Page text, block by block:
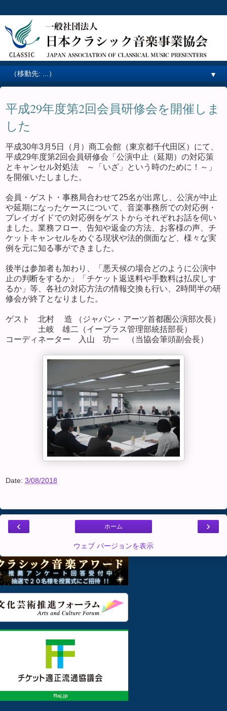
▼
平成29年度第2回会員研修会を開催しま
した
平成30年3月5日（月）商工会館（東京都千代田区）にて、
平成29年度第2回会員研修会「公演中止（延期）の対応策
とキャンセル対処法 ～「いざ」という時のために！～」
を開催いたしました。
会員・ゲスト・事務局合わせて25名が出席し、公演が中止
や延期になったケースについて、音楽事務所での対応例・
プレイガイドでの対応例をゲストからそれぞれお話を伺い
ました。業務フロー、告知や返金の方法、お客様の声、チ
ケットキャンセルをめぐる現状や法的側面など、様々な実
例を元に知る事ができました。
後半は参加者も加わり、「悪天候の場合どのように公演中
止の判断をするか」「チケット返送料や手数料は払戻しす
るか」等、各社の対応方法の情報交換も行い、2時間半の研
修会が終了となりました。
ゲスト 北村 造 （ジャパン・アーツ首都圏公演部次長）
土岐 雄二（イープラス管理部統括部長）
コーディネーター 入山 功一 （当協会筆頭副会長）
Date: 3/08/2018
‹ ›
ホーム
ウェブ バージョンを表示